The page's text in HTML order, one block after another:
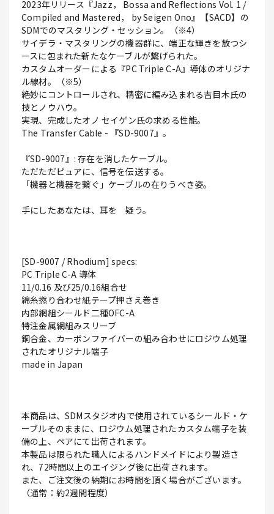
2023年リリース『Jazz， Bossa and Reflections Vol. 1 /
Compiled and Mastered， by Seigen Ono』【SACD】の
SDMでのマスタリング・セッション。（※4）
サイデラ・マスタリングの機器群に、端正な輝きを放つシ
ースに包まれた新たなケーブルが繋げられた。
カスタムオーダーによる『PC Triple C-A』導体のオリジナ
ル線材。（※5）
絶妙にコントロールされ、精密に編み込まれる吉目木氏の
技とノウハウ。
実現、完成したオノ セイゲン氏の求める性能。
The Transfer Cable - 『SD-9007』。
『SD-9007』: 存在を消したケーブル。
ただただピュアに、信号を伝送する。
「機器と機器を繋ぐ」ケーブルの在りうべき姿。
手にしたあなたは、耳を 疑う。
[SD-9007 / Rhodium] specs:
PC Triple C-A 導体
11/0.16 及び25/0.16組合せ
綿糸撚り合わせ紙テープ押さえ巻き
内部網組シールド二種OFC-A
特注金属網組みスリーブ
銅合金、カーボンファイバーの組み合わせにロジウム処理
されたオリジナル端子
made in Japan
本商品は、SDMスタジオ内で使用されているシールド・ケ
ーブルそのままに、ロジウム処理されたカスタム端子を装
備の上、ペアにて出荷されます。
本製品は限られた職人によるハンドメイドにより製造さ
れ、72時間以上のエイジング後に出荷されます。
また、ご注文後の納期にお時間を頂く場合がございます。
（通常：約2週間程度）